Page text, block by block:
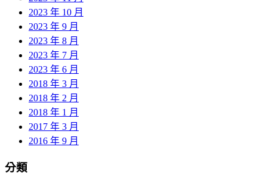
2023 年 10 月
2023 年 9 月
2023 年 8 月
2023 年 7 月
2023 年 6 月
2018 年 3 月
2018 年 2 月
2018 年 1 月
2017 年 3 月
2016 年 9 月
分類